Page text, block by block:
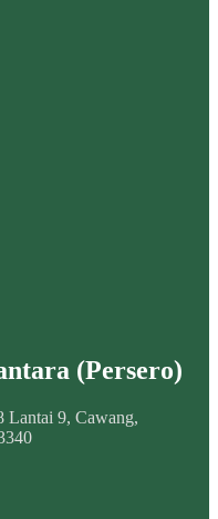
(Persero)
9, Cawang,